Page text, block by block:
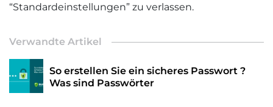
“Standardeinstellungen” zu verlassen.
Verwandte Artikel
So erstellen Sie ein sicheres Passwort ?
Was sind Passwörter